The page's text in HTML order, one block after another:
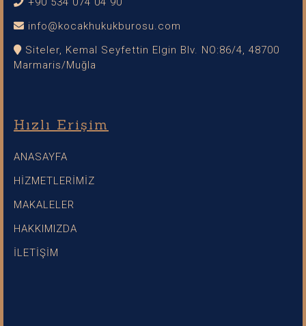
info@kocakhukukburosu.com
Siteler, Kemal Seyfettin Elgin Blv. NO:86/4, 48700
Marmaris/Muğla
Hızlı Erişim
ANASAYFA
HİZMETLERİMİZ
MAKALELER
HAKKIMIZDA
İLETİŞİM